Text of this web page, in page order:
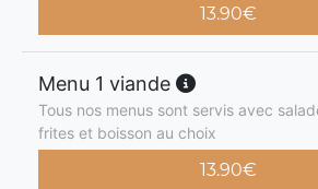
13.90€
Menu 1 viande
Tous nos menus sont servis avec
frites et boisson au choix
13.90€